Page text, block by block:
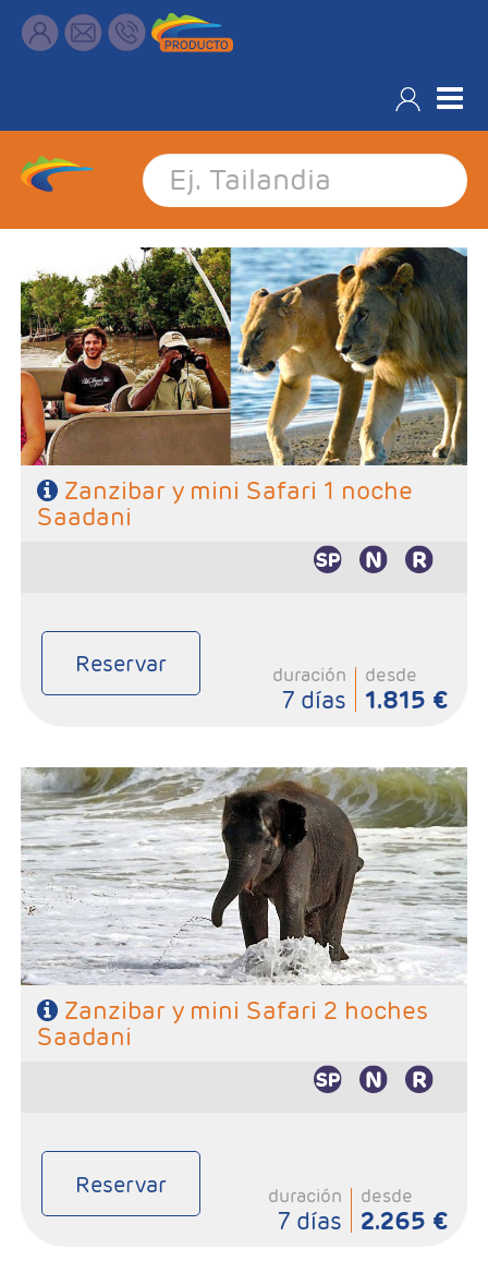
Filtrar resultados
Características
- Salidas: Diarias
- Ruta: Stone Town 1 noche, Sadani 1 noche y playas de Zanzibar 3
noches (ampliables)
- Categoría hotelera: A elección del cliente
- Régimen: Pensión completa en safari y de libre elección en
Zanzibar
Zanzibar y mini Safari 1 noche
Saadani
Reservar duración
7 días
desde
1.815 €
- Salidas: Diarias
- Ruta: Stone Town 1 noche, Sadani 2 noche y playas de Zanzibar
2 noches (ampliables)
- Categoría hotelera: A elección del cliente
- Régimen: Pensión completa en safari y de libre elección en
Zanzibar
Zanzibar y mini Safari 2 hoches
Saadani
Reservar duración
7 días
desde
2.265 €